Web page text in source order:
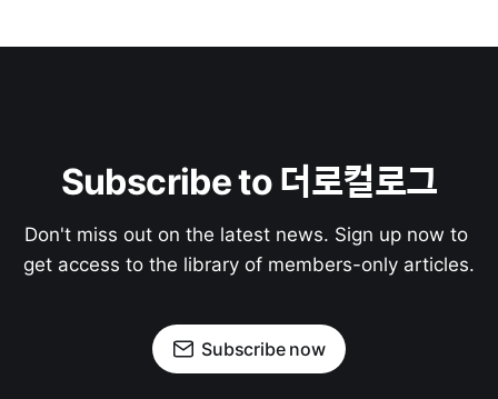
Subscribe to 더로컬로그
Don't miss out on the latest news. Sign up now to
get access to the library of members-only articles.
Subscribe now